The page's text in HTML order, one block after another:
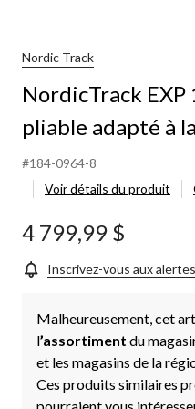
Nordic Track
NordicTrack
pliable adapté à
#184-0964-8
Voir détails du produit
4 799,99 $
Inscrivez-vous aux
Malheureusement, cet
l’assortiment du
et les magasins de la
Ces produits similaires
pourraient vous